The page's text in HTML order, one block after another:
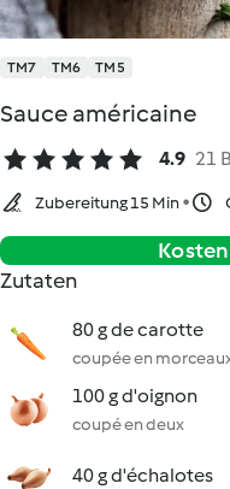
TM7 TM6 TM5
Sauce américaine
4.9 21
Zubereitung 15 Min
Zutaten
80 g de carotte
coupée en
100 g d'oignon
coupé en deux
40 g d'échalotes